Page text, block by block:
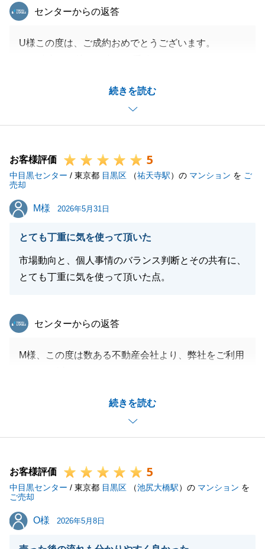
続きを読む
東急リバブル
センターからの返答
U様この度は、ご成約おめでとうございます。
今後、また不動産のことで、お困りごとがございまし
お気軽にご連絡くださいませ。
お客様評価 5
中目黒センター / 東京都 目黒区 （祐天寺駅）の マンション を ご
売却
M様
M様 2026年5月31日
とても丁重に気を使って頂いた
市場動向と、個人事情のバランス判断とその共有に、
とても丁重に気を使って頂いた点。
続きを読む
東急リバブル
センターからの返答
M様、この度は数ある不動産会社より、弊社をご利用
密に打ち合わせを重ねて、最終的なご成約に至ること
ができました。
ありがとうございます。
重ねて御礼申し上げます。
今後も不動産に関することやその他、色々お手伝いで
きる場面もあると思いますので、
お客様評価 5
中目黒センター / 東京都 目黒区 （池尻大橋駅）の マンション を
ご売却
O様
O様 2026年5月8日